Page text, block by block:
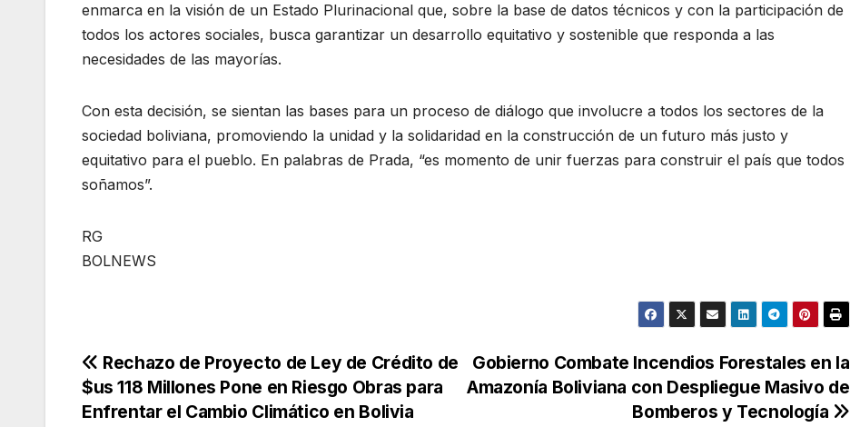
enmarca en la visión de un Estado Plurinacional que, sobre la base de datos técnicos y con la participación de
todos los actores sociales, busca garantizar un desarrollo equitativo y sostenible que responda a las
necesidades de las mayorías.
Con esta decisión, se sientan las bases para un proceso de diálogo que involucre a todos los sectores de la
sociedad boliviana, promoviendo la unidad y la solidaridad en la construcción de un futuro más justo y
equitativo para el pueblo. En palabras de Prada, “es momento de unir fuerzas para construir el país que todos
soñamos”.
RG
BOLNEWS
Navegación
de
Gobierno Combate Incendios Forestales en la
Amazonía Boliviana con Despliegue Masivo de
Bomberos y Tecnología
Rechazo de Proyecto de Ley de Crédito de
$us 118 Millones Pone en Riesgo Obras para
Enfrentar el Cambio Climático en Bolivia